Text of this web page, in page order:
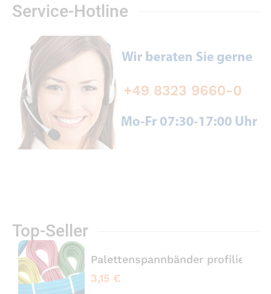
Service-Hotline
Top-Seller
Palettenspannbänder profiliert
3,15 €